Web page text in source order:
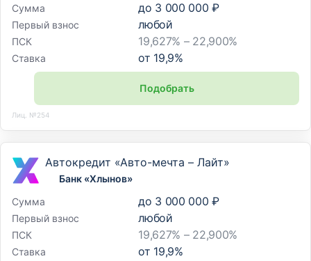
Сумма
до 3 000 000 ₽
Первый взнос любой
ПСК 19,627% – 22,900%
Ставка от 19,9%
Подобрать
Лиц. №254
Автокредит «Авто-мечта – Лайт»
Банк «Хлынов»
Сумма
до 3 000 000 ₽
Первый взнос любой
ПСК 19,627% – 22,900%
Ставка от 19,9%